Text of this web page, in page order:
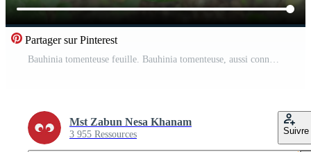
Partager sur Pinterest
Bauhinia tomenteuse feuille. Bauhinia tomenteuse, aussi connu comme Jaune Bauhinia ou Jaune cloche orchidée arbre, est une espèce de plante dans le famille fabacées. Vidéo Gratuite
Mst Zabun Nesa Khanam
3 955 Ressources Suivre